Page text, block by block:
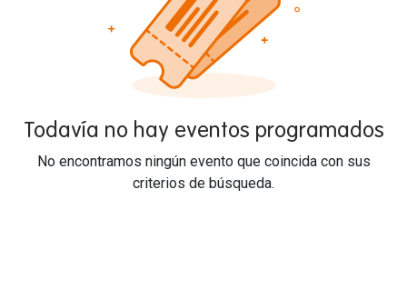
Todavía no hay eventos programados
No encontramos ningún evento que coincida con sus
criterios de búsqueda.